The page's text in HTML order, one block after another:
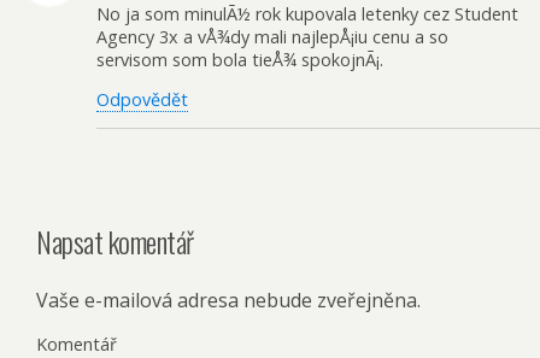
No ja som minulÃ½ rok kupovala letenky cez Student
Agency 3x a vÅ¾dy mali najlepÅ¡iu cenu a so
servisom som bola tieÅ¾ spokojnÃ¡.
Odpovědět
Napsat komentář
Vaše e-mailová adresa nebude zveřejněna.
Komentář